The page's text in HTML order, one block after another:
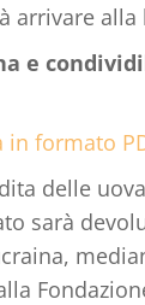
arrivare
e
in formato
delle
sarà